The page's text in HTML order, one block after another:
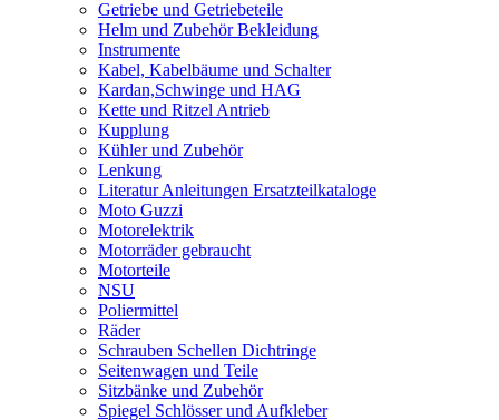
Getriebe und Getriebeteile
Helm und Zubehör Bekleidung
Instrumente
Kabel, Kabelbäume und Schalter
Kardan,Schwinge und HAG
Kette und Ritzel Antrieb
Kupplung
Kühler und Zubehör
Lenkung
Literatur Anleitungen Ersatzteilkataloge
Moto Guzzi
Motorelektrik
Motorräder gebraucht
Motorteile
NSU
Poliermittel
Räder
Schrauben Schellen Dichtringe
Seitenwagen und Teile
Sitzbänke und Zubehör
Spiegel Schlösser und Aufkleber